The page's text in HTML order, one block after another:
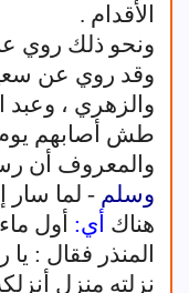
الأقدام .
ونحو ذلك روي
وقد روي عن
والزهري ، وعبد
طش أصابهم يوم
والمعروف أن
وسلم - لما سار
هناك أي: أول
المنذر فقال :
نزلته منزل